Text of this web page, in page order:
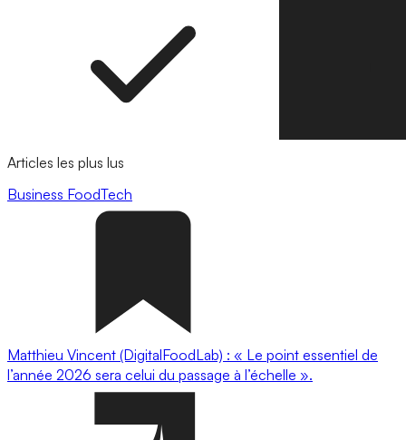
Articles les plus lus
Business FoodTech
Matthieu Vincent (DigitalFoodLab) : « Le point essentiel de
l’année 2026 sera celui du passage à l’échelle ».